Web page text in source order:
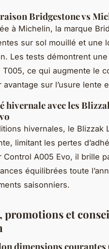
Bridgestone vs
à Michelin, la marque
sur sol mouillé et une
Les tests démontrent
T005, ce qui augmente le
avantage sur l’usure lente
hivernale avec les
hivernales, le Blizzak
limitant les pertes
Control A005 Evo, il brille
équilibrées toute
saisonniers.
promotions et
dimensions courantes